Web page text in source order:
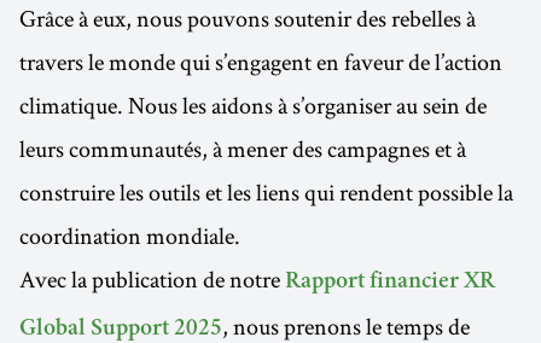
Grâce à eux, nous pouvons soutenir des rebelles à
travers le monde qui s’engagent en faveur de l’action
climatique. Nous les aidons à s’organiser au sein de
leurs communautés, à mener des campagnes et à
construire les outils et les liens qui rendent possible la
coordination mondiale.
Avec la publication de notre Rapport financier XR
Global Support 2025, nous prenons le temps de